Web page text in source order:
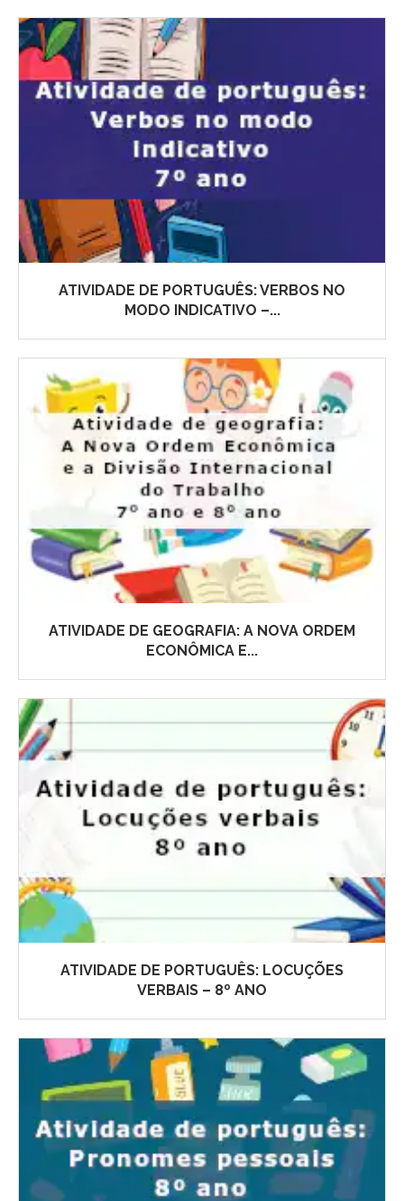
ATIVIDADE DE PORTUGUÊS: VERBOS NO
MODO INDICATIVO –...
ATIVIDADE DE GEOGRAFIA: A NOVA ORDEM
ECONÔMICA E...
ATIVIDADE DE PORTUGUÊS: LOCUÇÕES
VERBAIS – 8º ANO